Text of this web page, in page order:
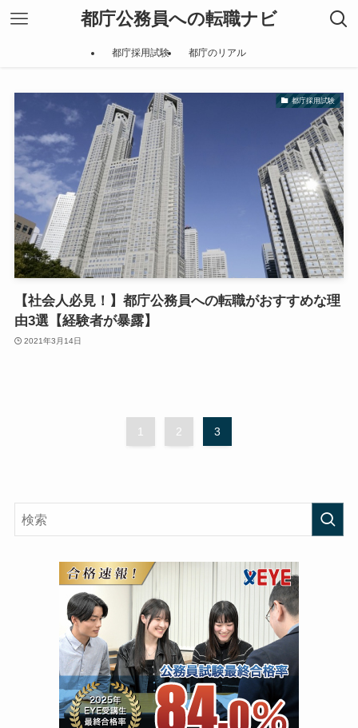
都庁公務員への転職ナビ
都庁採用試験 都庁のリアル
都庁採用試験
【社会人必見！】都庁公務員への転職がおすすめな理
由3選【経験者が暴露】
2021年3月14日
1 2 3